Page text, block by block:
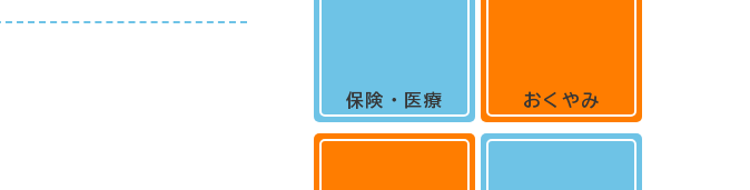
保険・医療 おくやみ